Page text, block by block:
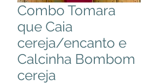
Combo Tomara
que Caia
cereja/encanto e
Calcinha Bombom
cereja